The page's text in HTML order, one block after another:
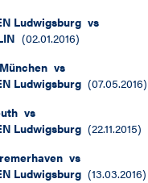
Ludwigsburg vs
(02.01.2016)
vs
Ludwigsburg (07.05.2016)
vs
Ludwigsburg (22.11.2015)
vs
Ludwigsburg (13.03.2016)